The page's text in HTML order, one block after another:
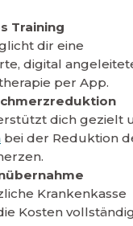
Training
dir eine
digital
per App.
dich gezielt
bei der Reduktion
Krankenkasse
Kosten